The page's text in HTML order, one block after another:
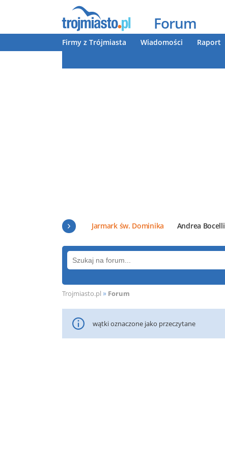
Forum
Firmy z Trójmiasta Wiadomości Raport
Jarmark św. Dominika Andrea Bocelli
Trojmiasto.pl » Forum
wątki oznaczone jako przeczytane